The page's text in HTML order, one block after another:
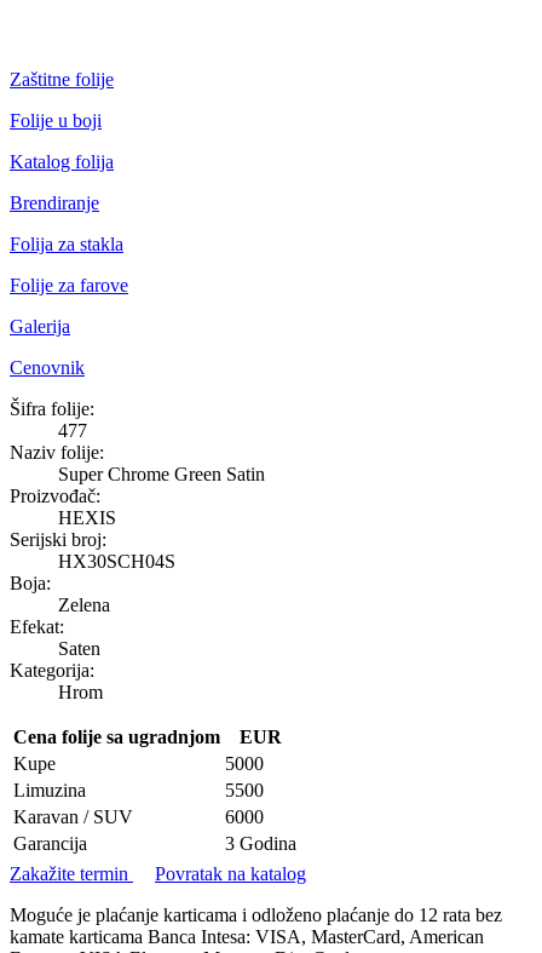
Zaštitne folije
Folije u boji
Katalog folija
Brendiranje
Folija za stakla
Folije za farove
Galerija
Cenovnik
Super Chrome Green Satin
Šifra folije:
477
Naziv folije:
Super Chrome Green Satin
Proizvođač:
HEXIS
Serijski broj:
HX30SCH04S
Boja:
Zelena
Efekat:
Saten
Kategorija:
Hrom
Cena folije sa ugradnjom
EUR
Kupe
5000
Limuzina
5500
Karavan / SUV
6000
Garancija
3 Godina
Zakažite termin
Povratak na katalog
Moguće je plaćanje karticama i odloženo plaćanje do 12 rata bez
kamate karticama Banca Intesa: VISA, MasterCard, American